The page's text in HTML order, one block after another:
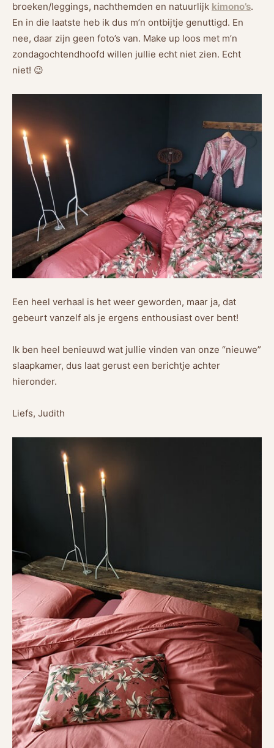
broeken/leggings, nachthemden en natuurlijk kimono’s.
En in die laatste heb ik dus m’n ontbijtje genuttigd. En
nee, daar zijn geen foto’s van. Make up loos met m’n
zondagochtendhoofd willen jullie echt niet zien. Echt
niet! 😉
Een heel verhaal is het weer geworden, maar ja, dat
gebeurt vanzelf als je ergens enthousiast over bent!
Ik ben heel benieuwd wat jullie vinden van onze “nieuwe”
slaapkamer, dus laat gerust een berichtje achter
hieronder.
Liefs, Judith